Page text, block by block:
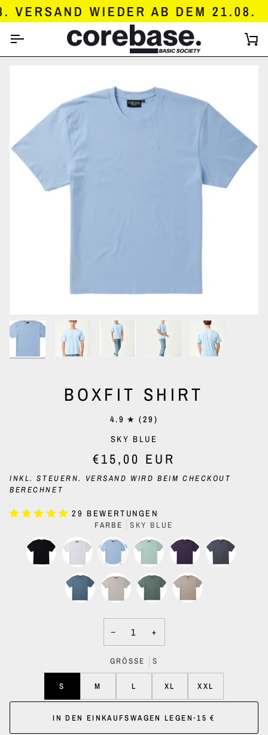
DIREKT
ZUM
WIEDER AB DEM 21.08.
BOXFIT SHIRT
4.9
(29)
SKY BLUE
€15,00 EUR
INKL. STEUERN. VERSAND WIRD BEIM CHECKOUT
BERECHNET
29 BEWERTUNGEN
FARBE SKY BLUE
− +
GRÖSSE S
S M L XL XXL
IN DEN EINKAUFSWAGEN LEGEN•15 €